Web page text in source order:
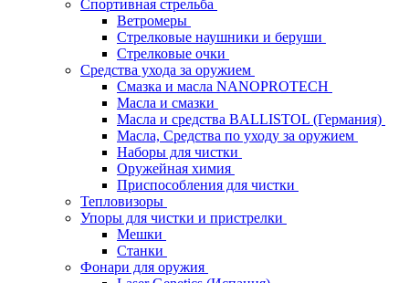
Спортивная стрельба
Ветромеры
Стрелковые наушники и беруши
Стрелковые очки
Средства ухода за оружием
Смазка и масла NANOPROTECH
Масла и смазки
Масла и средства BALLISTOL (Германия)
Масла, Средства по уходу за оружием
Наборы для чистки
Оружейная химия
Приспособления для чистки
Тепловизоры
Упоры для чистки и пристрелки
Мешки
Станки
Фонари для оружия